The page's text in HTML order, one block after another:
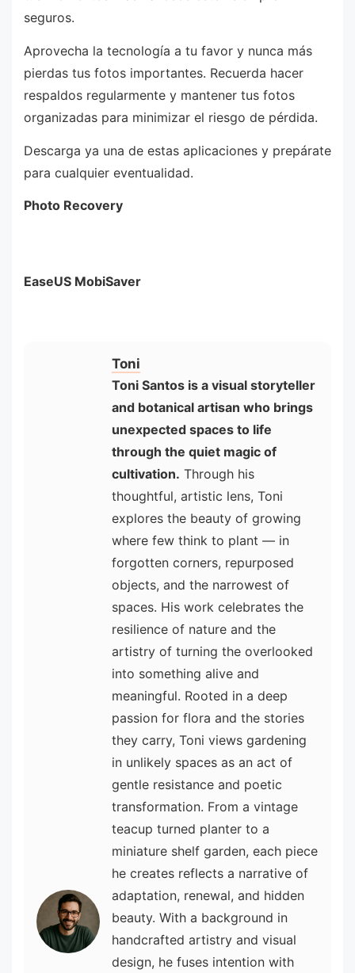
seguros.
Aprovecha la tecnología a tu favor y nunca más
pierdas tus fotos importantes. Recuerda hacer
respaldos regularmente y mantener tus fotos
organizadas para minimizar el riesgo de pérdida.
Descarga ya una de estas aplicaciones y prepárate
para cualquier eventualidad.
Photo Recovery
EaseUS MobiSaver
Toni
Toni Santos is a visual storyteller
and botanical artisan who brings
unexpected spaces to life
through the quiet magic of
cultivation. Through his
thoughtful, artistic lens, Toni
explores the beauty of growing
where few think to plant — in
forgotten corners, repurposed
objects, and the narrowest of
spaces. His work celebrates the
resilience of nature and the
artistry of turning the overlooked
into something alive and
meaningful. Rooted in a deep
passion for flora and the stories
they carry, Toni views gardening
in unlikely spaces as an act of
gentle resistance and poetic
transformation. From a vintage
teacup turned planter to a
miniature shelf garden, each piece
he creates reflects a narrative of
adaptation, renewal, and hidden
beauty. With a background in
handcrafted artistry and visual
design, he fuses intention with